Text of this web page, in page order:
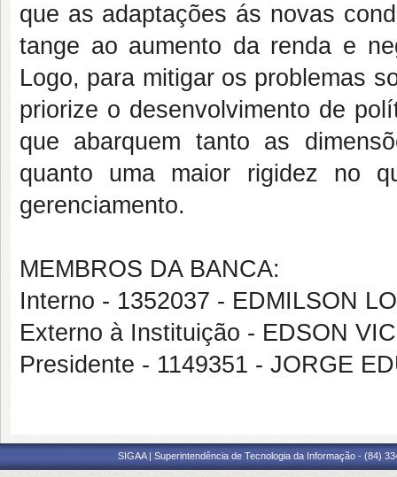
que as adaptações ás novas
tange ao aumento da renda e
Logo, para mitigar os problemas
priorize o desenvolvimento de
que abarquem tanto as
quanto uma maior rigidez no
gerenciamento.
MEMBROS DA BANCA:
Interno - 1352037 - EDMILSON
Externo à Instituição - EDSON
Presidente - 1149351 - JORGE
SIGAA | Superintendência de Tecnologia da Informação - (84)